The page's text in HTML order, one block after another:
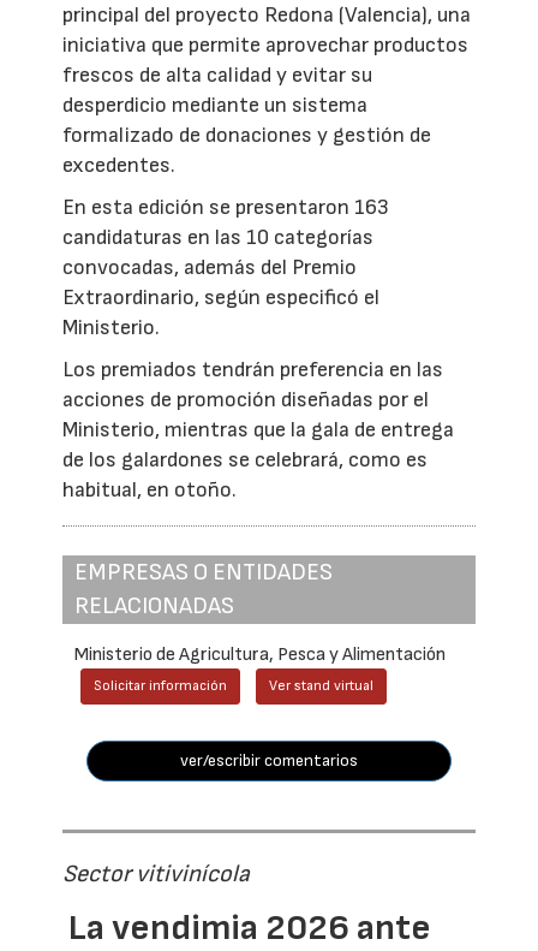
principal del proyecto Redona (Valencia), una
iniciativa que permite aprovechar productos
frescos de alta calidad y evitar su
desperdicio mediante un sistema
formalizado de donaciones y gestión de
excedentes.
En esta edición se presentaron 163
candidaturas en las 10 categorías
convocadas, además del Premio
Extraordinario, según especificó el
Ministerio.
Los premiados tendrán preferencia en las
acciones de promoción diseñadas por el
Ministerio, mientras que la gala de entrega
de los galardones se celebrará, como es
habitual, en otoño.
EMPRESAS O ENTIDADES
RELACIONADAS
Ministerio de Agricultura, Pesca y Alimentación
Solicitar información Ver stand virtual
ver/escribir comentarios
Sector vitivinícola
La vendimia 2026 ante